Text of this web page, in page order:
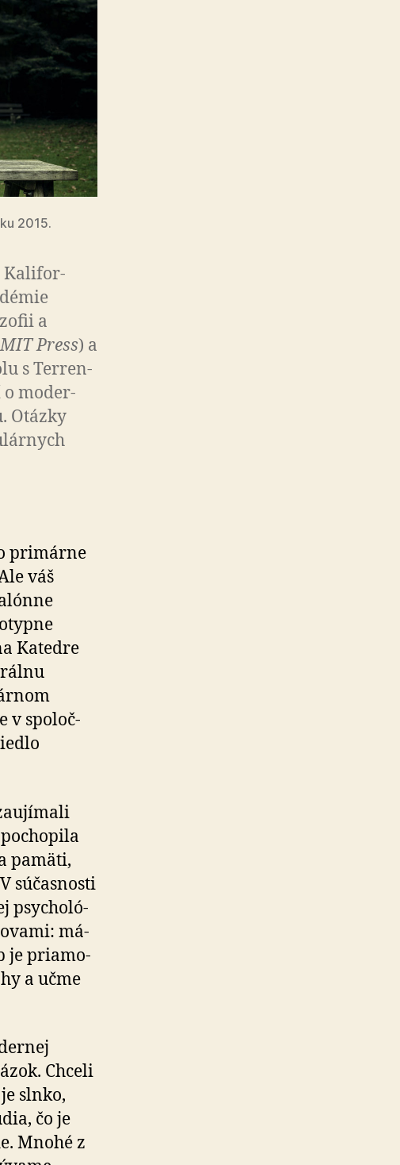
2015.
Ka­li­for­
a
MIT Press) a
s Ter­ren­
o mo­der­
Otázky
primárne
váš
Katedre
v spo­loč­
pamäti,
súčasnosti
psy­cho­ló­
má­
je pria­mo­
a učme
Chceli
slnko,
čo je
Mnohé z